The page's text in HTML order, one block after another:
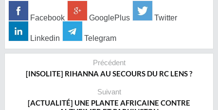
Facebook GooglePlus Twitter
Linkedin Telegram
Précédent
[INSOLITE] RIHANNA AU SECOURS DU RC LENS ?
Suivant
[ACTUALITÉ] UNE PLANTE AFRICAINE CONTRE